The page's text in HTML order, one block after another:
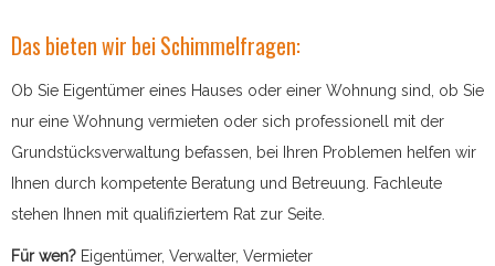
Das bieten wir bei Schimmelfragen:
Ob Sie Eigentümer eines Hauses oder einer Wohnung sind, ob Sie
nur eine Wohnung vermieten oder sich professionell mit der
Grundstücksverwaltung befassen, bei Ihren Problemen helfen wir
Ihnen durch kompetente Beratung und Betreuung. Fachleute
stehen Ihnen mit qualifiziertem Rat zur Seite.
Für wen? Eigentümer, Verwalter, Vermieter